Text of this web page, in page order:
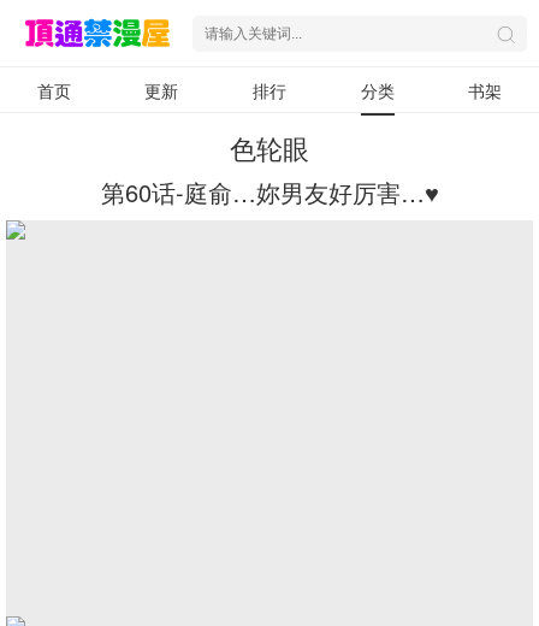
首页 更新 排行 分类 书架
色轮眼
第60话-庭俞…妳男友好厉害…♥